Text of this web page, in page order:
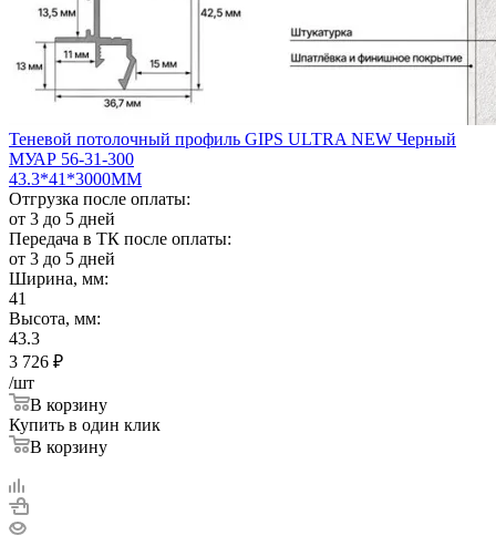
Теневой потолочный профиль GIPS ULTRA NEW Черный
МУАР 56-31-300
43.3*41*3000ММ
Отгрузка после оплаты:
от 3 до 5 дней
Передача в ТК после оплаты:
от 3 до 5 дней
Ширина, мм:
41
Высота, мм:
43.3
3 726 ₽
/шт
В корзину
Купить в один клик
В корзину